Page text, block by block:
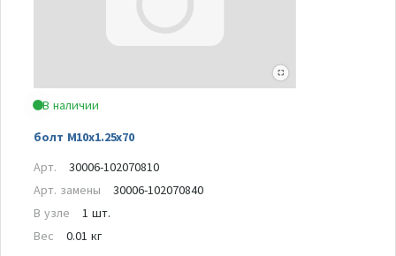
В наличии
болт M10x1.25x70
Арт.
30006-102070810
Арт. замены
30006-102070840
В узле
1 шт.
Вес
0.01 кг